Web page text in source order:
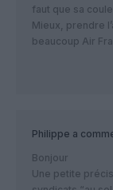
faut que sa coule
Mieux, prendre
beaucoup Air
Philippe a
Bonjour
Une petite